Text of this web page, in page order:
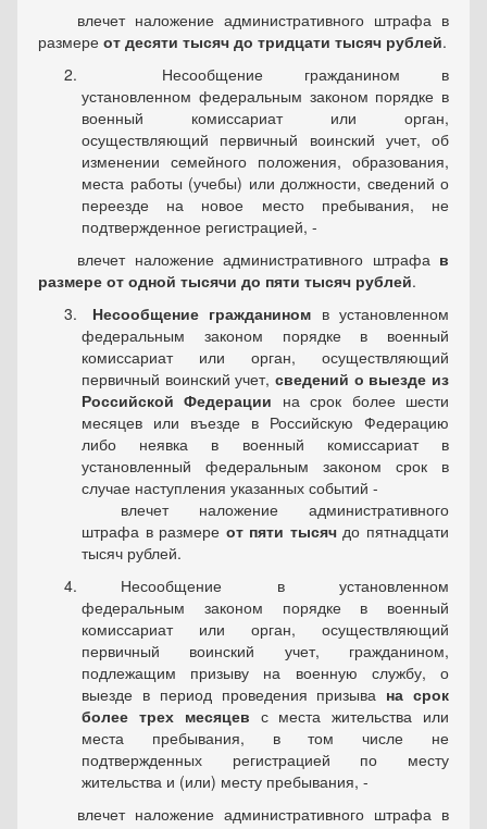
влечет наложение административного штрафа в
размере от десяти тысяч до тридцати тысяч рублей.
Несообщение гражданином в
установленном федеральным законом порядке в
военный комиссариат или орган,
осуществляющий первичный воинский учет, об
изменении семейного положения, образования,
места работы (учебы) или должности, сведений о
переезде на новое место пребывания, не
подтвержденное регистрацией, -
влечет наложение административного штрафав
размере от одной тысячи до пяти тысяч рублей.
Несообщение гражданином в установленном
федеральным законом порядке в военный
комиссариат или орган, осуществляющий
первичный воинский учет, сведений о выезде из
Российской Федерации на срок более шести
месяцев или въезде в Российскую Федерацию
либо неявка в военный комиссариат в
установленный федеральным законом срок в
случае наступления указанных событий -
влечет наложение административного
штрафа в размере от пяти тысячдо пятнадцати
тысяч рублей.
Несообщение в установленном
федеральным законом порядке в военный
комиссариат или орган, осуществляющий
первичный воинский учет, гражданином,
подлежащим призыву на военную службу, о
выезде в период проведения призыва на срок
более трех месяцев с места жительства или
места пребывания, в том числе не
подтвержденных регистрацией по месту
жительства и (или) месту пребывания, -
влечет наложение административного штрафа в